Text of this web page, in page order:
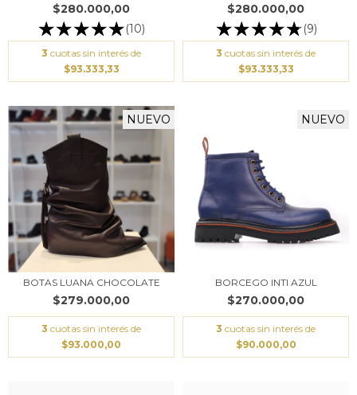
$280.000,00
(10)
3 cuotas sin interés de
$93.333,33
$280.000,00
(9)
3 cuotas sin interés de
$93.333,33
NUEVO
BOTAS LUANA CHOCOLATE
$279.000,00
3 cuotas sin interés de
$93.000,00
NUEVO
BORCEGO INTI AZUL
$270.000,00
3 cuotas sin interés de
$90.000,00